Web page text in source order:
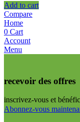
Add to cart
Compare
Home
0 Cart
Account
Menu
recevoir des offres
inscrivez-vous et
Abonnez-vous